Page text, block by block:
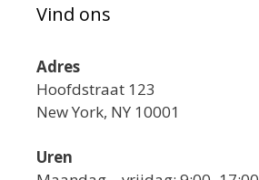
Vind ons
Adres
Hoofdstraat 123
New York, NY 10001
Uren